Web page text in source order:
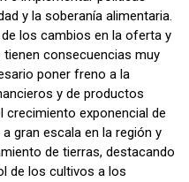
y la soberanía alimentaria.
los cambios en la oferta y
consecuencias muy
poner freno a la
y de productos
crecimiento exponencial de
gran escala en la región y
de tierras, destacando
de los cultivos a los